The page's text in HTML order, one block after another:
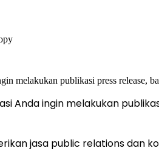
Anda ingin melakukan
jasa public relations dan